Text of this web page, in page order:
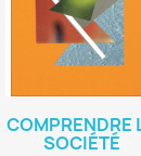
COMPRENDRE
SOCIÉTÉ